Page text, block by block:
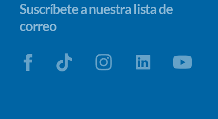
Suscríbete a nuestra lista de
correo